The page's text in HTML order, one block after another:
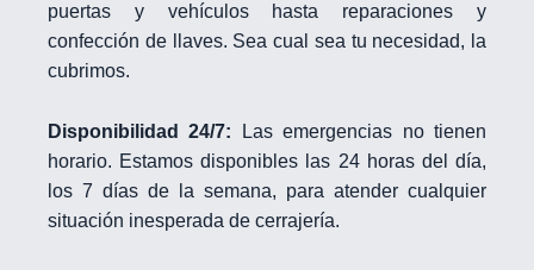
puertas y vehículos hasta reparaciones y
confección de llaves. Sea cual sea tu necesidad, la
cubrimos.
Disponibilidad 24/7: Las emergencias no tienen
horario. Estamos disponibles las 24 horas del día,
los 7 días de la semana, para atender cualquier
situación inesperada de cerrajería.